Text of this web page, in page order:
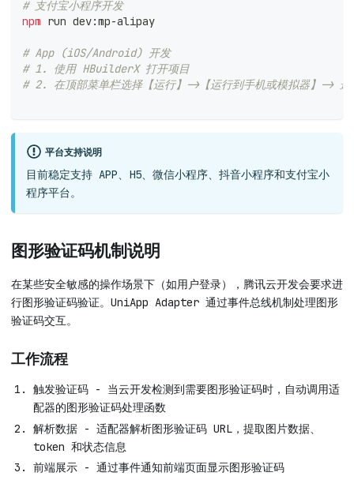
# 支付宝小程序开发
npm run dev:mp-alipay
# App (iOS/Android) 开发
# 1. 使用 HBuilderX 打开项目
# 2. 在顶部菜单栏选择【运行】->【运行到手机或模拟器】-> 选
平台支持说明
目前稳定支持 APP、H5、微信小程序、抖音小程序和支付宝小
程序平台。
图形验证码机制说明
在某些安全敏感的操作场景下（如用户登录），腾讯云开发会要求进
行图形验证码验证。UniApp Adapter 通过事件总线机制处理图形
验证码交互。
工作流程
触发验证码 - 当云开发检测到需要图形验证码时，自动调用适
配器的图形验证码处理函数
解析数据 - 适配器解析图形验证码 URL，提取图片数据、
token 和状态信息
前端展示 - 通过事件通知前端页面显示图形验证码